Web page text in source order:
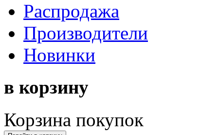
Распродажа
Производители
Новинки
в корзину
Корзина покупок